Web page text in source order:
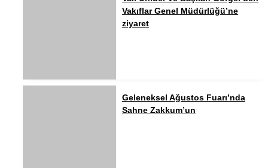
Vakıflar Genel Müdürlüğü’ne
ziyaret
Geleneksel Ağustos Fuarı’nda
Sahne Zakkum’un